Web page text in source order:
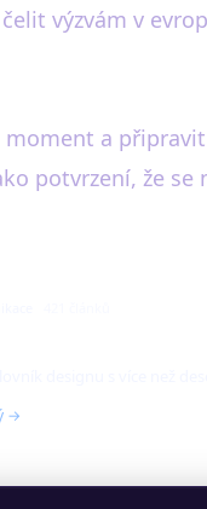
výzvám v
a
potvrzení, že
→